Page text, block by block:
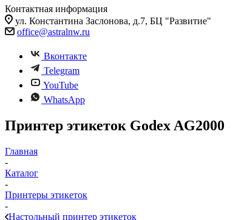
Контактная информация
ул. Константина Заслонова, д.7, БЦ "Развитие"
office@astralnw.ru
Вконтакте
Telegram
YouTube
WhatsApp
Принтер этикеток Godex AG2000
Главная
-
Каталог
-
Принтеры этикеток
-
Настольный принтер этикеток